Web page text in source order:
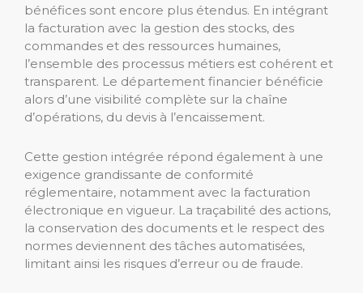
bénéfices sont encore plus étendus. En intégrant
la facturation avec la gestion des stocks, des
commandes et des ressources humaines,
l’ensemble des processus métiers est cohérent et
transparent. Le département financier bénéficie
alors d’une visibilité complète sur la chaîne
d’opérations, du devis à l’encaissement.
Cette gestion intégrée répond également à une
exigence grandissante de conformité
réglementaire, notamment avec la facturation
électronique en vigueur. La traçabilité des actions,
la conservation des documents et le respect des
normes deviennent des tâches automatisées,
limitant ainsi les risques d’erreur ou de fraude.